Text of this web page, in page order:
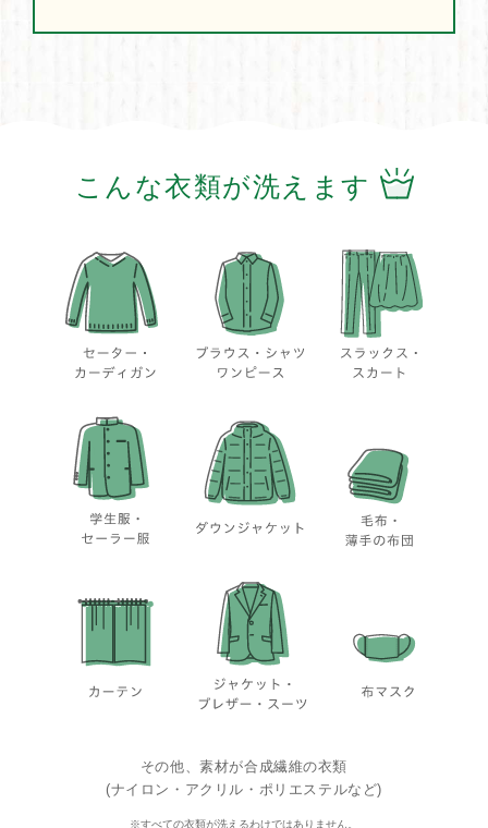
こんな衣類が洗えます
その他、素材が合成繊維の衣類
(ナイロン・アクリル・ポリエステルなど)
※すべての衣類が洗えるわけではありません。